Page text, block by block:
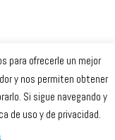
2023
para ofrecerle un mejor
y nos permiten obtener
Si sigue navegando y
de uso y de privacidad.